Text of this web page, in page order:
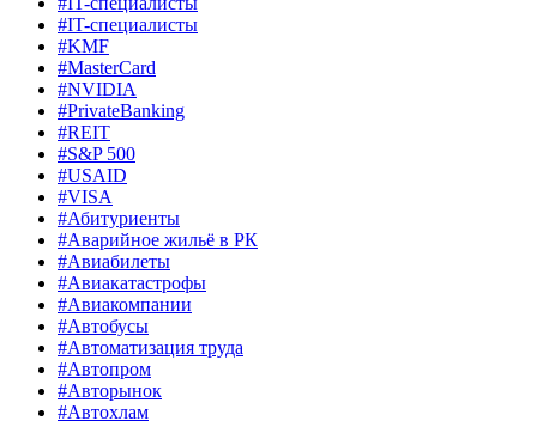
#IT-специалисты
#KMF
#MasterCard
#NVIDIA
#PrivateBanking
#REIT
#S&P 500
#USAID
#VISA
#Абитуриенты
#Аварийное жильё в РК
#Авиабилеты
#Авиакатастрофы
#Авиакомпании
#Автобусы
#Автоматизация труда
#Автопром
#Авторынок
#Автохлам